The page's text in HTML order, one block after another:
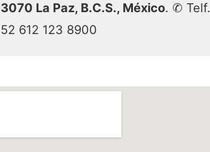
La Paz, B.C.S., México. ✆ Telf.
612 123 8900